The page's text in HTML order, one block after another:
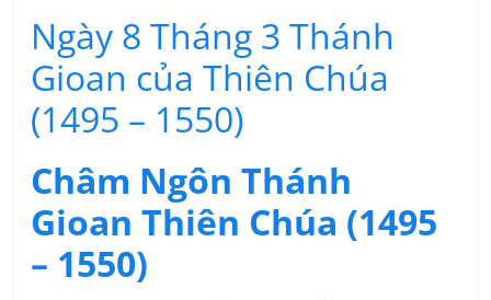
Ngày 8 Tháng 3 Thánh
Gioan của Thiên Chúa
(1495 – 1550)
Châm Ngôn Thánh
Gioan Thiên Chúa (1495
– 1550)